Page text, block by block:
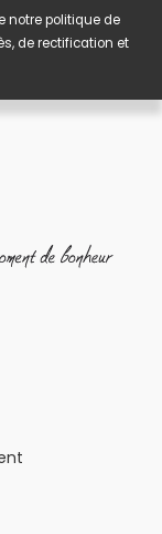
notrepolitique de
de rectification et